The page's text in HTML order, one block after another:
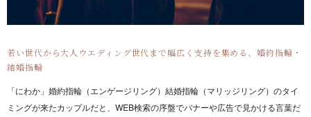
若い世代から大人ウエディング世代まで幅広く支持を集める、婚約指輪・
結婚指輪
「にわか」婚約指輪（エンゲージリング）結婚指輪（マリッジリング）のタイ
ミングが来たカップルだと、WEB検索の序盤でバナーや広告で見かける言葉だ